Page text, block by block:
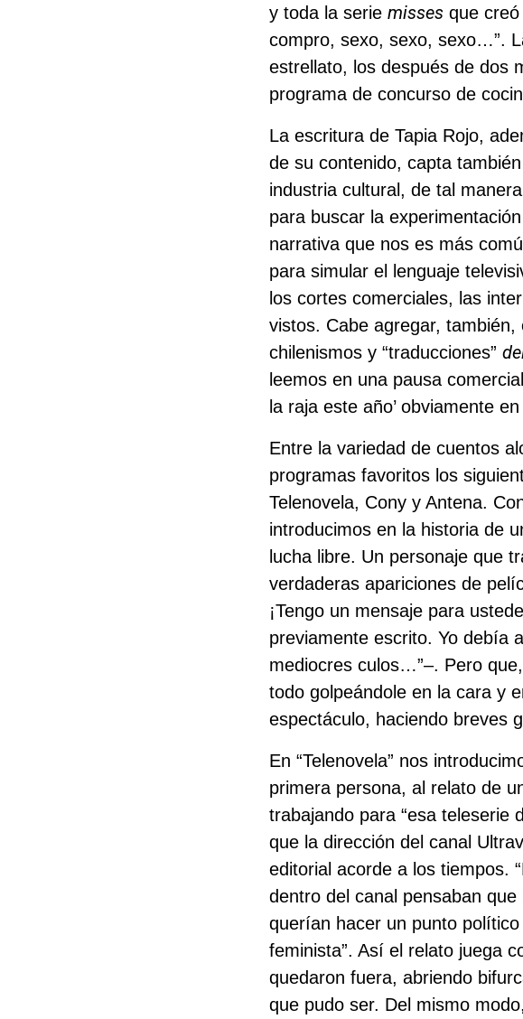
y toda la seriemisses que
compro, sexo, sexo, sexo…”.
estrellato, los después de dos
programa de concurso de
La escritura de Tapia Rojo,
de su contenido, capta
industria cultural, de tal
para buscar la
narrativa que nos es más
para simular el lenguaje
los cortes comerciales, las
vistos. Cabe agregar,
chilenismos y “traducciones”
leemos en una pausa
la raja este año’ obviamente en
Entre la variedad de cuentos
programas favoritos los
Telenovela, Cony y Antena.
introducimos en la historia de
lucha libre. Un personaje que
verdaderas apariciones de
¡Tengo un mensaje para
previamente escrito. Yo debía
mediocres culos…”–. Pero
todo golpeándole en la cara y
espectáculo, haciendo breves
En “Telenovela” nos
primera persona, al relato de
trabajando para “esa teleserie
que la dirección del canal
editorial acorde a los tiempos.
dentro del canal pensaban
querían hacer un punto
feminista”. Así el relato juega
quedaron fuera, abriendo
que pudo ser. Del mismo